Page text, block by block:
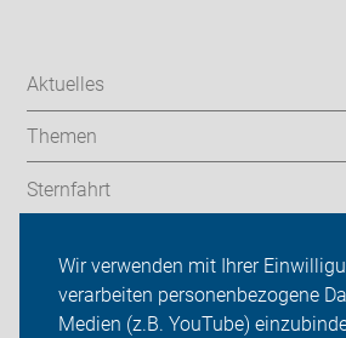
Wir verwenden mit Ihrer
verarbeiten personenbezogene
Medien (z.B. YouTube)
Aktuelles
Themen
Sternfahrt
ADFC Berlin